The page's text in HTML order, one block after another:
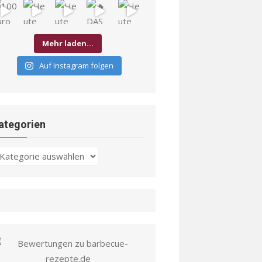
Mehr laden…
Auf Instagram folgen